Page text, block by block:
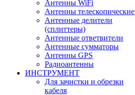
Антенны WiFi
Антенны телескопические
Антенные делители
(сплиттеры)
Антенные ответвители
Антенные сумматоры
Антенны GPS
Радиоантенны
ИНСТРУМЕНТ
Для зачистки и обрезки
кабеля